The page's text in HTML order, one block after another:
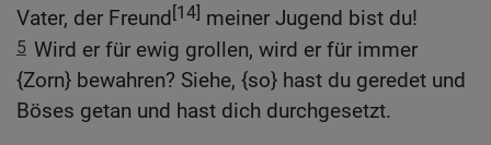
Vater, der Freund[14] meiner Jugend bist du!
5 Wird er für ewig grollen, wird er für immer
{Zorn} bewahren? Siehe, {so} hast du geredet und
Böses getan und hast dich durchgesetzt.